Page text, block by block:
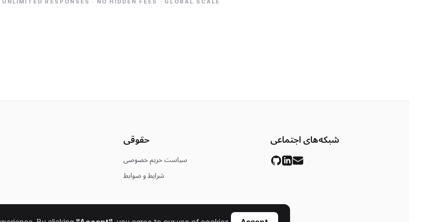
UNLIMITED RESPONSES · NO HIDDEN FEES · GLOBAL SCALE
حقوقی
سیاست حریم خصوصی
شرایط و ضوابط
شبکه‌های اجتماعی